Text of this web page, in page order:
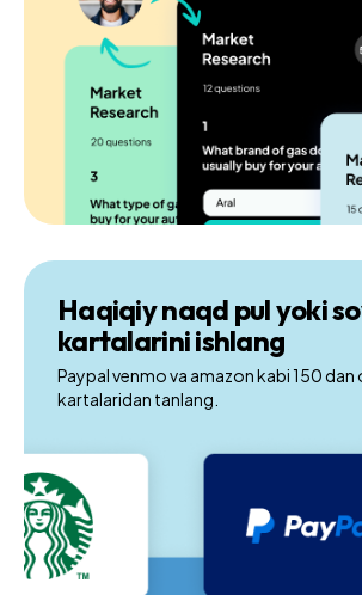
Haqiqiy naqd pul yoki
kartalarini ishlang
Paypal venmo va amazon kabi 150
kartalaridan tanlang.